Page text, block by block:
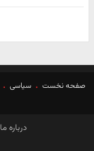
صفحه نخست سیاسی
درباره ما